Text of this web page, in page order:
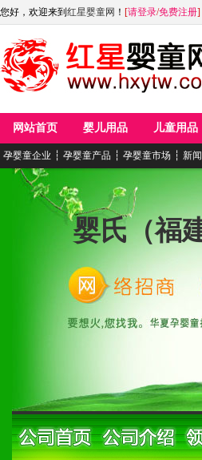
您好，欢迎来到 红星婴童网 ！ [请登录/免费注册]
网站首页 婴儿用品 儿童用品
孕婴童企业 ┆ 孕婴童产品 ┆ 孕婴童市场 ┆ 新
婴氏（福